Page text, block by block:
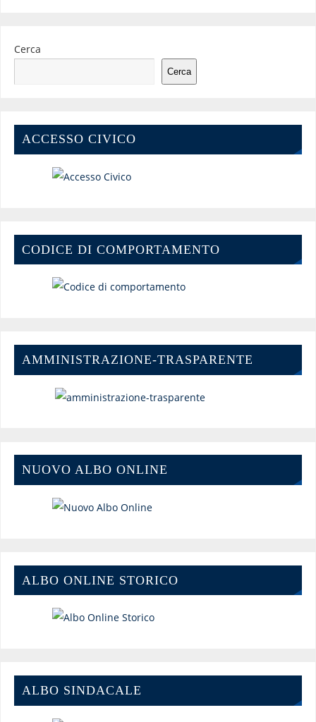
Cerca
Cerca
ACCESSO CIVICO
CODICE DI COMPORTAMENTO
AMMINISTRAZIONE-TRASPARENTE
NUOVO ALBO ONLINE
ALBO ONLINE STORICO
ALBO SINDACALE